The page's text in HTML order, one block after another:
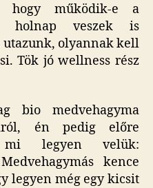
működik-e a
holnap veszek is
olyannak kell
Tök jó wellness rész
bio medvehagyma
én pedig előre
mi legyen velük:
kence
legyen még egy kicsit